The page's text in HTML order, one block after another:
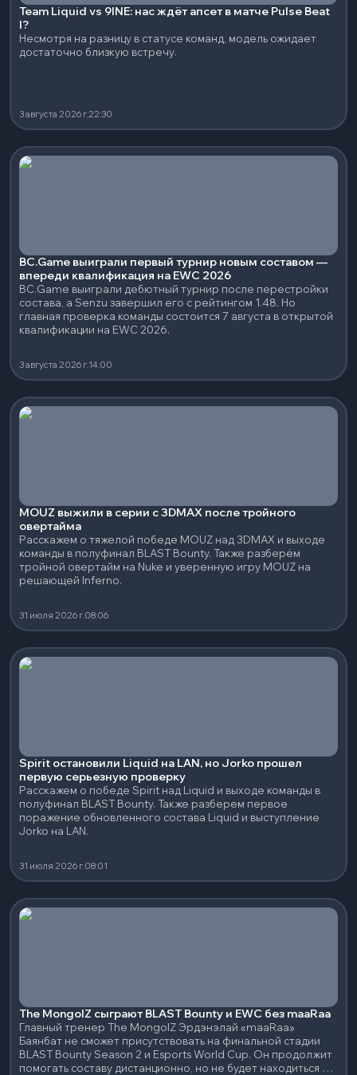
Team Liquid vs 9INE: нас ждёт апсет в матче Pulse Beat
I?
Несмотря на разницу в статусе команд, модель ожидает
достаточно близкую встречу.
3 августа 2026 г.22:30
BC.Game выиграли первый турнир новым составом —
впереди квалификация на EWC 2026
BC.Game выиграли дебютный турнир после перестройки
состава, а Senzu завершил его с рейтингом 1.48. Но
главная проверка команды состоится 7 августа в открытой
квалификации на EWC 2026.
3 августа 2026 г.14:00
MOUZ выжили в серии с 3DMAX после тройного
овертайма
Расскажем о тяжелой победе MOUZ над 3DMAX и выходе
команды в полуфинал BLAST Bounty. Также разберём
тройной овертайм на Nuke и уверенную игру MOUZ на
решающей Inferno.
31 июля 2026 г.08:06
Spirit остановили Liquid на LAN, но Jorko прошел
первую серьезную проверку
Расскажем о победе Spirit над Liquid и выходе команды в
полуфинал BLAST Bounty. Также разберем первое
поражение обновленного состава Liquid и выступление
Jorko на LAN.
31 июля 2026 г.08:01
The MongolZ сыграют BLAST Bounty и EWC без maaRaa
Главный тренер The MongolZ Эрдэнэлай «maaRaa»
Баянбат не сможет присутствовать на финальной стадии
BLAST Bounty Season 2 и Esports World Cup. Он продолжит
помогать составу дистанционно, но не будет находиться с